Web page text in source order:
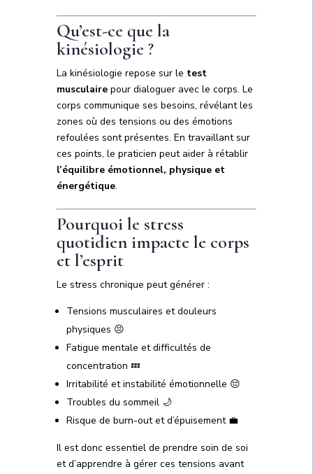
Qu’est-ce que la
kinésiologie ?
La kinésiologie repose sur le test
musculairepour dialoguer avec le corps. Le
corps communique ses besoins, révélant les
zones où des tensions ou des émotions
refoulées sont présentes. En travaillant sur
ces points, le praticien peut aider à rétablir
l’équilibre émotionnel, physique et
énergétique.
Pourquoi le stress
quotidien impacte le corps
et l’esprit
Le stress chronique peut générer :
Tensions musculaires et douleurs
physiques 😣
Fatigue mentale et difficultés de
concentration 💤
Irritabilité et instabilité émotionnelle 😔
Troubles du sommeil 🌙
Risque de burn-out et d’épuisement 💼
Il est donc essentiel de prendre soin de soi
et d’apprendre à gérer ces tensions avant